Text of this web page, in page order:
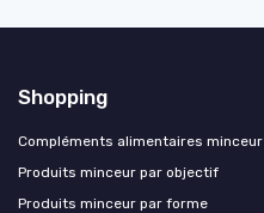
Shopping
Compléments alimentaires minceur
Produits minceur par objectif
Produits minceur par forme